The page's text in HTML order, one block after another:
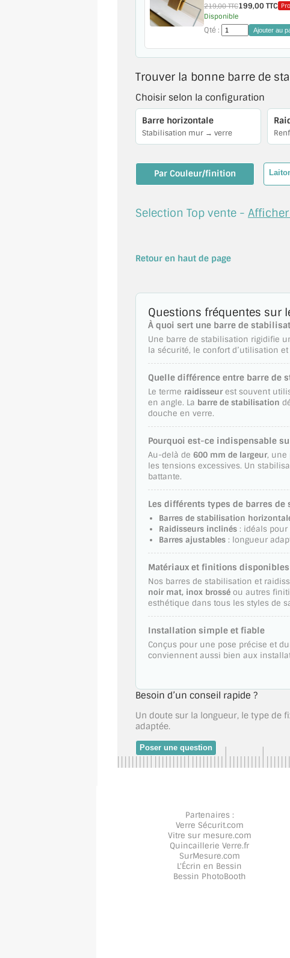
219,00 TTC199,00 TTC
Disponible
Qté : Ajouter au
Trouver la bonne barre de
Choisir selon la configuration
Barre horizontale
Stabilisation mur → verre
Par Couleur/finition
Selection Top vente -
Retour en haut de page
Questions fréquentes sur
À quoi sert une barre de
Une barre de stabilisation rigidifie
la sécurité, le confort d’utilisation
Quelle différence entre barre de
Le terme raidisseurest souvent
en angle. La barre de stabilisation
douche en verre.
Pourquoi est-ce indispensable
Au-delà de 600 mm de largeur, une
les tensions excessives. Un
battante.
Les différents types de barres
Barres de stabilisation
Raidisseurs inclinés : idéals
Barres ajustables : longueur
Matériaux et finitions disponibles
Nos barres de stabilisation et
noir mat, inox brossé ou autres
esthétique dans tous les styles de
Installation simple et fiable
Conçus pour une pose précise et
conviennent aussi bien aux
Besoin d’un conseil rapide ?
Un doute sur la longueur, le type de
adaptée.
Poser une question
Partenaires :
Verre Sécurit.com
Vitre sur mesure.com
Quincaillerie Verre.fr
SurMesure.com
L'Écrin en Bessin
Bessin PhotoBooth